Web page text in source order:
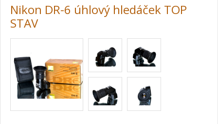
Nikon DR-6 úhlový hledáček TOP
STAV